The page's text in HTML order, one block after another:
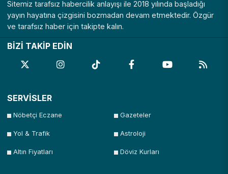
Sitemiz tarafsız habercilik anlayışı ile 2018 yılında başladığı
yayın hayatına çizgisini bozmadan devam etmektedir. Özgür
ve tarafsız haber için takipte kalın.
BİZİ TAKİP EDİN
SERVİSLER
Nöbetçi Eczane Gazeteler
Yol & Trafik Astroloji
Altın Fiyatları Döviz Kurları